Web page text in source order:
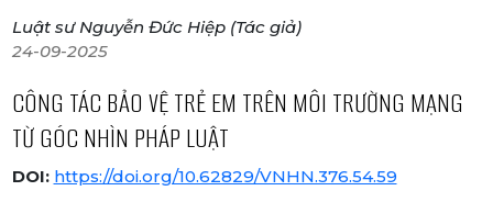
Luật sư Nguyễn Đức Hiệp (Tác giả)
24-09-2025
CÔNG TÁC BẢO VỆ TRẺ EM TRÊN MÔI TRƯỜNG MẠNG
TỪ GÓC NHÌN PHÁP LUẬT
DOI: https://doi.org/10.62829/VNHN.376.54.59